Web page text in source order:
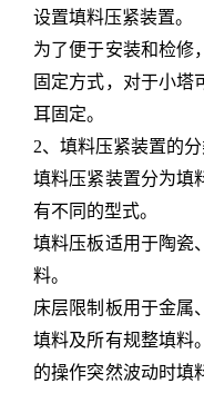
设置填料压紧装置。
为了便于安装和检修
固定方式，对于小塔
耳固定。
2、填料压紧装置的
填料压紧装置分为填
有不同的型式。
填料压板适用于陶瓷
料。
床层限制板用于金属
填料及所有规整填料
的操作突然波动时填